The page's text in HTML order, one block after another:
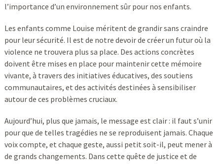
l’importance d’un environnement sûr pour nos enfants.
Les enfants comme Louise méritent de grandir sans craindre
pour leur sécurité. Il est de notre devoir de créer un futur où la
violence ne trouvera plus sa place. Des actions concrètes
doivent être mises en place pour maintenir cette mémoire
vivante, à travers des initiatives éducatives, des soutiens
communautaires, et des activités destinées à sensibiliser
autour de ces problèmes cruciaux.
Aujourd’hui, plus que jamais, le message est clair : il faut s’unir
pour que de telles tragédies ne se reproduisent jamais. Chaque
voix compte, et chaque geste, aussi petit soit-il, peut mener à
de grands changements. Dans cette quête de justice et de